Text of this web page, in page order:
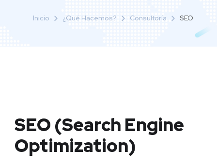
Inicio ¿Qué Hacemos? Consultoría SEO
SEO (Search Engine
Optimization)